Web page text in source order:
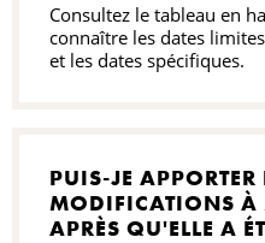
Consultez le tableau en
connaître les dates
et les dates spécifiques.
PUIS-JE APPORTER
MODIFICATIONS À
APRÈS QU'ELLE A